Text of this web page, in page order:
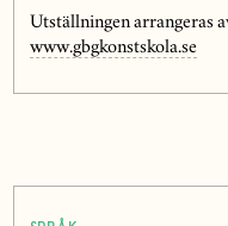
Utställningen arrangeras
www.gbgkonstskola.se